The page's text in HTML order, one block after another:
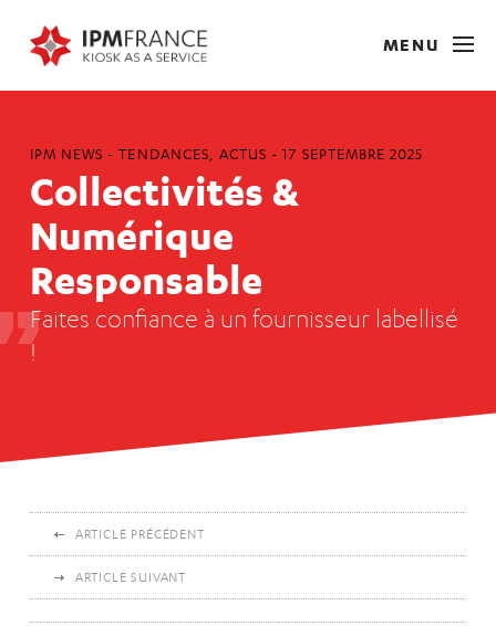
MENU
IPM NEWS -TENDANCES ,ACTUS -17 SEPTEMBRE 2025
Collectivités &
Numérique
Responsable
Faites confiance à un fournisseur labellisé
!
ARTICLE PRÉCÉDENT
ARTICLE SUIVANT